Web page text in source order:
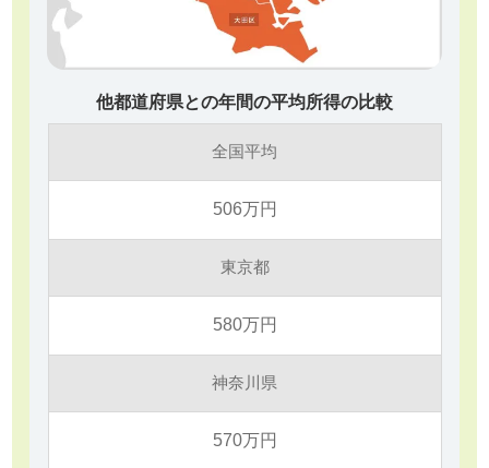
他都道府県との年間の平均所得の比較
全国平均
506万円
東京都
580万円
神奈川県
570万円